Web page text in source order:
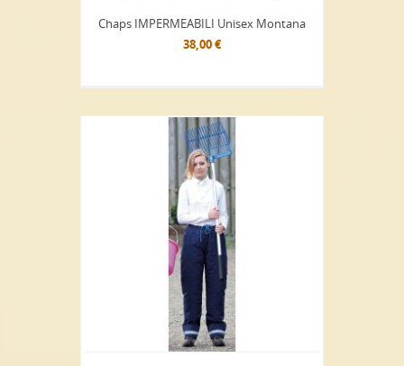
Chaps IMPERMEABILI Unisex Montana
38,00 €